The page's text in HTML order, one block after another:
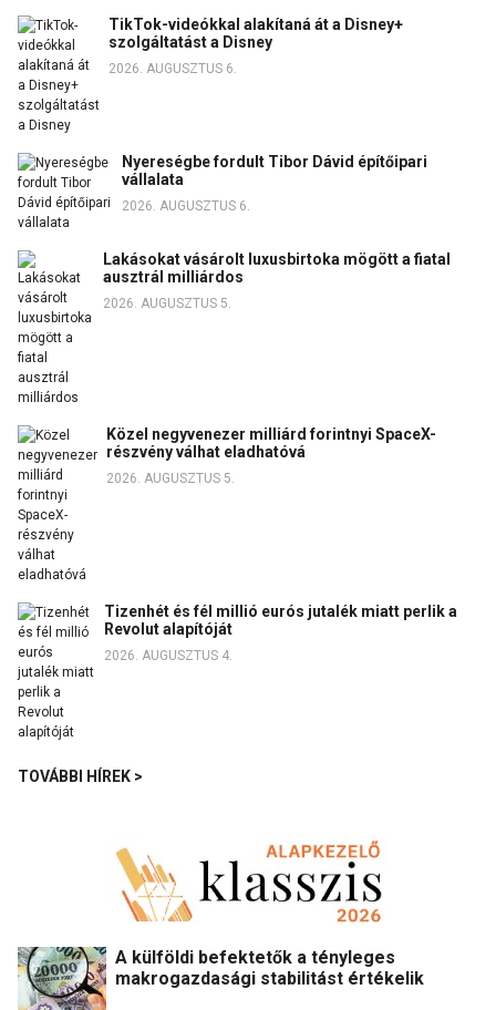
TikTok-videókkal alakítaná át a Disney+
szolgáltatást a Disney
2026. AUGUSZTUS 6.
Nyereségbe fordult Tibor Dávid építőipari
vállalata
2026. AUGUSZTUS 6.
Lakásokat vásárolt luxusbirtoka mögött a fiatal
ausztrál milliárdos
2026. AUGUSZTUS 5.
Közel negyvenezer milliárd forintnyi SpaceX-
részvény válhat eladhatóvá
2026. AUGUSZTUS 5.
Tizenhét és fél millió eurós jutalék miatt perlik a
Revolut alapítóját
2026. AUGUSZTUS 4.
TOVÁBBI HÍREK >
A külföldi befektetők a tényleges
makrogazdasági stabilitást értékelik